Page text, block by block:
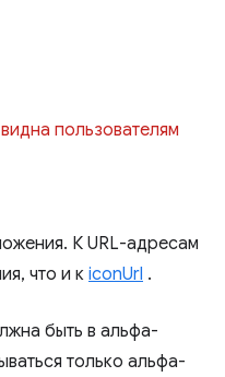
пользователям
К URL-адресам
что и к iconUrl .
быть в альфа-
только альфа-